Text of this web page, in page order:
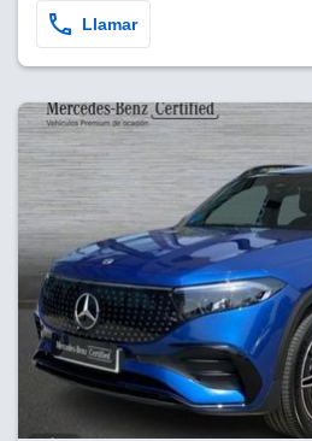
Llamar